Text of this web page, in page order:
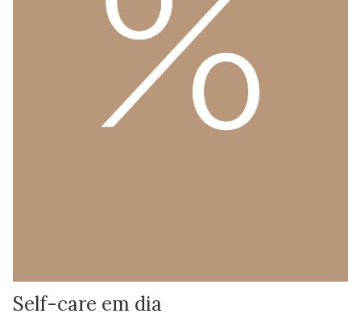
Self-care em dia